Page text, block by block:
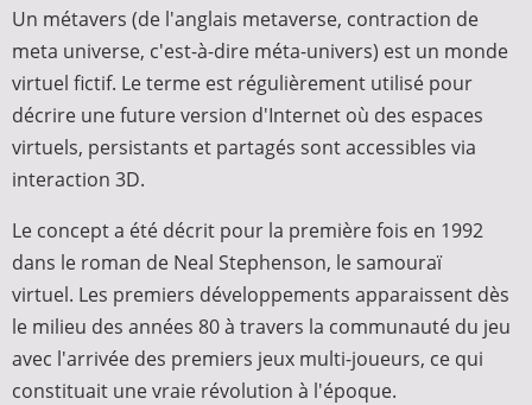
Un métavers (de l'anglais metaverse, contraction de
meta universe, c'est-à-dire méta-univers) est un monde
virtuel fictif. Le terme est régulièrement utilisé pour
décrire une future version d'Internet où des espaces
virtuels, persistants et partagés sont accessibles via
interaction 3D.
Le concept a été décrit pour la première fois en 1992
dans le roman de Neal Stephenson, le samouraï
virtuel. Les premiers développements apparaissent dès
le milieu des années 80 à travers la communauté du jeu
avec l'arrivée des premiers jeux multi-joueurs, ce qui
constituait une vraie révolution à l'époque.